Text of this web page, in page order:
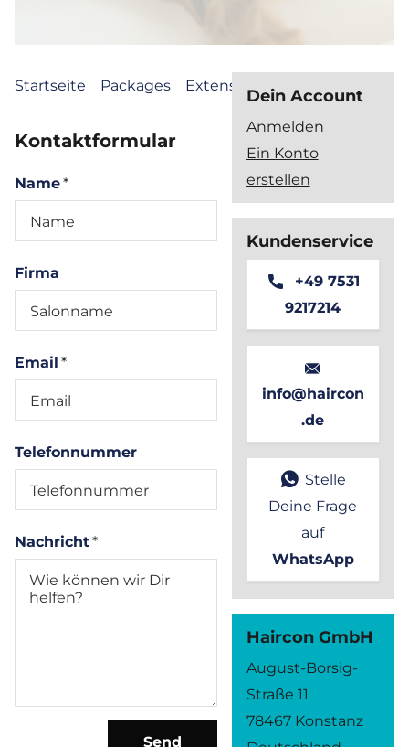
Startseite Packages Extensions Haarpflege
Kontaktformular
Name*
Firma
Email *
Telefonnummer
Nachricht*
Send
Dein Account
Anmelden
Ein Konto
erstellen
Kundenservice
+49 7531
9217214
info@haircon
.de
Stelle
Deine Frage
auf
WhatsApp
Haircon GmbH
August-Borsig-
Straße 11
78467 Konstanz